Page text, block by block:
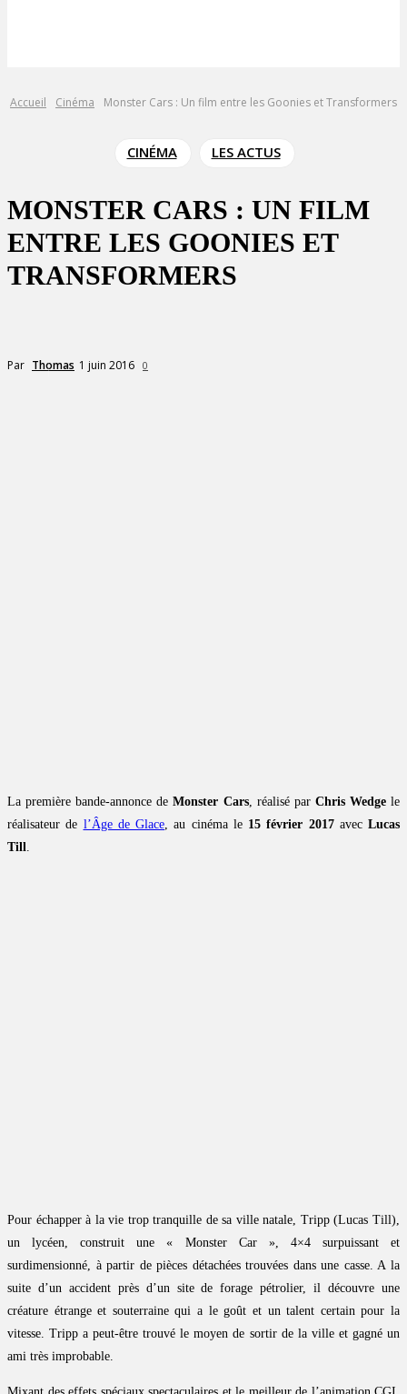
Accueil Cinéma Monster Cars : Un film entre les Goonies et Transformers
CINÉMA LES ACTUS
MONSTER CARS : UN FILM
ENTRE LES GOONIES ET
TRANSFORMERS
Par Thomas 1 juin 2016 0
La première bande-annonce deMonster Cars, réalisé par Chris Wedgele
réalisateur de l’Âge de Glace, au cinéma le 15 février 2017avec Lucas
Till.
Pour échapper à la vie trop tranquille de sa ville natale, Tripp (Lucas Till),
un lycéen, construit une « Monster Car », 4×4 surpuissant et
surdimensionné, à partir de pièces détachées trouvées dans une casse. A la
suite d’un accident près d’un site de forage pétrolier, il découvre une
créature étrange et souterraine qui a le goût et un talent certain pour la
vitesse. Tripp a peut-être trouvé le moyen de sortir de la ville et gagné un
ami très improbable.